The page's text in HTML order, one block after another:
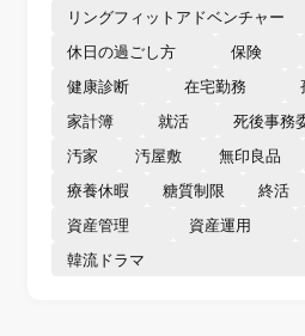
リングフィットアドベンチャー
休日の過ごし方
保険
健康診断
在宅勤務
家計簿
就活
死後事務
汚家
汚屋敷 無印良品
療養休暇
糖質制限 終活
資産管理
資産運用
韓流ドラマ